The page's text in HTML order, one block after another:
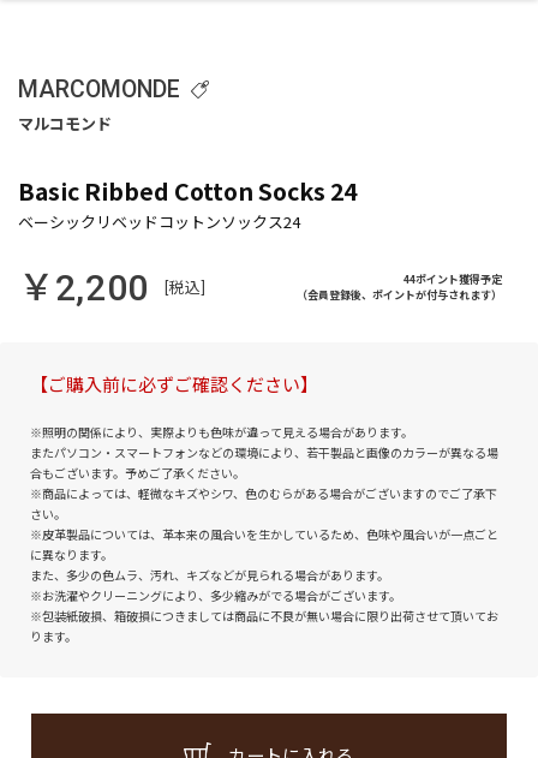
MARCOMONDE
Basic Ribbed Cotton Socks 24
￥2,200 [税込]
44ポイント獲得予定
（会員登録後、ポイントが付与されます）
【ご購入前に必ずご確認ください】
※照明の関係により、実際よりも色味が違って見える場合があります。
またパソコン・スマートフォンなどの環境により、若干製品と画像のカラーが異なる場
合もございます。予めご了承ください。
※商品によっては、軽微なキズやシワ、色のむらがある場合がございますのでご了承下
さい。
※皮革製品については、革本来の風合いを生かしているため、色味や風合いが一点ごと
に異なります。
また、多少の色ムラ、汚れ、キズなどが見られる場合があります。
※お洗濯やクリーニングにより、多少縮みがでる場合がございます。
※包装紙破損、箱破損につきましては商品に不良が無い場合に限り出荷させて頂いてお
ります。